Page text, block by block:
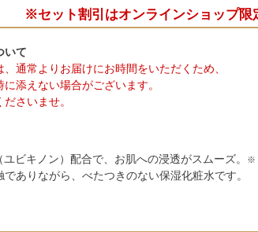
※セット割引はオンラインショップ限
いて
通常よりお届けにお時間をいただくため、
添えない場合がございます。
さいませ。
ビキノン）配合で、お肌への浸透がスムーズ。 ※
でありながら、べたつきのない保湿化粧水です。